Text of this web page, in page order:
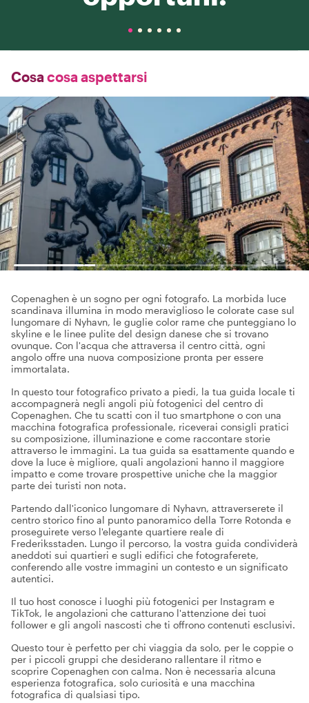
Cosa cosa aspettarsi
Copenaghen è un sogno per ogni fotografo. La morbida luce
scandinava illumina in modo meraviglioso le colorate case sul
lungomare di Nyhavn, le guglie color rame che punteggiano lo
skyline e le linee pulite del design danese che si trovano
ovunque. Con l'acqua che attraversa il centro città, ogni
angolo offre una nuova composizione pronta per essere
immortalata.
In questo tour fotografico privato a piedi, la tua guida locale ti
accompagnerà negli angoli più fotogenici del centro di
Copenaghen. Che tu scatti con il tuo smartphone o con una
macchina fotografica professionale, riceverai consigli pratici
su composizione, illuminazione e come raccontare storie
attraverso le immagini. La tua guida sa esattamente quando e
dove la luce è migliore, quali angolazioni hanno il maggiore
impatto e come trovare prospettive uniche che la maggior
parte dei turisti non nota.
Partendo dall'iconico lungomare di Nyhavn, attraverserete il
centro storico fino al punto panoramico della Torre Rotonda e
proseguirete verso l'elegante quartiere reale di
Frederiksstaden. Lungo il percorso, la vostra guida condividerà
aneddoti sui quartieri e sugli edifici che fotograferete,
conferendo alle vostre immagini un contesto e un significato
autentici.
Il tuo host conosce i luoghi più fotogenici per Instagram e
TikTok, le angolazioni che catturano l'attenzione dei tuoi
follower e gli angoli nascosti che ti offrono contenuti esclusivi.
Questo tour è perfetto per chi viaggia da solo, per le coppie o
per i piccoli gruppi che desiderano rallentare il ritmo e
scoprire Copenaghen con calma. Non è necessaria alcuna
esperienza fotografica, solo curiosità e una macchina
fotografica di qualsiasi tipo.